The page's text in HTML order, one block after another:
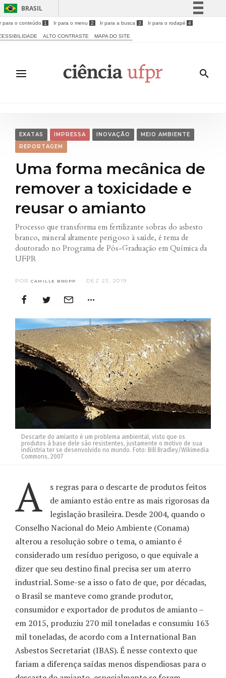
BRASIL
Simplifique!
Acesso à informação
Legislação
para o conteúdo 1 Ir para o menu 2 Ir para a busca 3 Ir para o rodapé 4
ALTO CONTRASTE MAPA DO SITE
EXATAS IMPRESSA INOVAÇÃO
MEIO AMBIENTE
REPORTAGEM
Uma forma mecânica de
remover a toxicidade e
reusar o amianto
Processo que transforma em fertilizante sobras do asbesto
branco, mineral altamente perigoso à saúde, é tema de
doutorado no Programa de Pós-Graduação em Química da
UFPR
POR CAMILLE BROPP DEZ 23, 2019
Descarte do amianto é um problema ambiental, visto que os
produtos à base dele são resistentes, justamente o motivo de sua
indústria ter se desenvolvido no mundo. Foto: Bill Bradley/Wikimedia
Commons, 2007
A
s regras para o descarte de produtos feitos
de amianto estão entre as mais rigorosas da
legislação brasileira. Desde 2004, quando o
Conselho Nacional do Meio Ambiente (Conama)
alterou a resolução sobre o tema, o amianto é
considerado um resíduo perigoso, o que equivale a
dizer que seu destino final precisa ser um aterro
industrial. Some-se a isso o fato de que, por décadas,
o Brasil se manteve como grande produtor,
consumidor e exportador de produtos de amianto –
em 2015, produziu 270 mil toneladas e consumiu 163
mil toneladas, de acordo com a International Ban
Asbestos Secretariat (IBAS). É nesse contexto que
fariam a diferença saídas menos dispendiosas para o